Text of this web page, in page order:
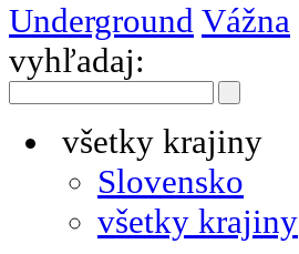
Underground Vážna
vyhľadaj:
všetky krajiny
Slovensko
všetky krajiny